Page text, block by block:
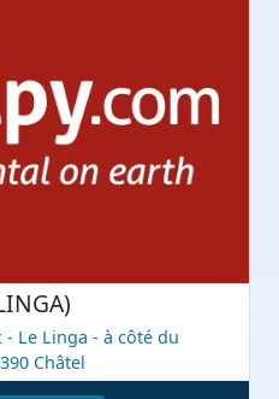
- Le Linga - à côté du
Châtel